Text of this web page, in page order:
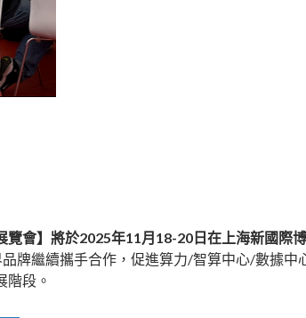
覽會】將於2025年11月18-20日在上海新國際
牌繼續攜手合作，促進算力/智算中心/數據
階段。